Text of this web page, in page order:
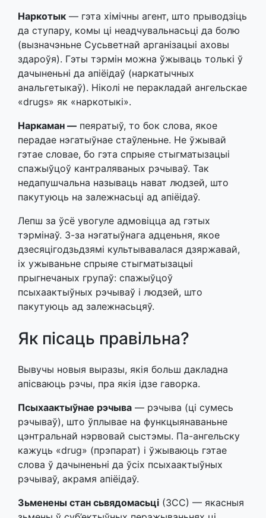
Наркотык — гэта хімічны агент, што прыводзіць
да ступару, комы ці неадчувальнасьці да болю
(вызначэньне Сусьветнай арганізацыі аховы
здароўя). Гэты тэрмін можна ўжываць толькі ў
дачыненьні да апіёідаў (наркатычных
анальгетыкаў). Ніколі не перакладай ангельскае
«drugs» як «наркотыкі».
Наркаман — пеяратыў, то бок слова, якое
перадае нэгатыўнае стаўленьне. Не ўжывай
гэтае словае, бо гэта спрыяе стыгматызацыі
спажыўцоў кантраляваных рэчываў. Так
недапушчальна называць нават людзей, што
пакутуюць на залежнасьці ад апіёідаў.
Лепш за ўсё увогуле адмовіцца ад гэтых
тэрмінаў. З-за нэгатыўнага адценьня, якое
дзесяцігодзьдзямі культывавалася дзяржавай,
іх ужываньне спрыяе стыгматызацыі
прыгнечаных групаў: спажыўцоў
псыхаактыўных рэчываў і людзей, што
пакутуюць ад залежнасьцяў.
Як пісаць правільна?
Вывучы новыя выразы, якія больш дакладна
апісваюць рэчы, пра якія ідзе гаворка.
Псыхаактыўнае рэчыва — рэчыва (ці сумесь
рэчываў), што ўплывае на функцыянаваньне
цэнтральнай нэрвовай сыстэмы. Па-ангельску
кажуць «drug» (прэпарат) і ўжываюць гэтае
слова ў дачыненьні да ўсіх псыхаактыўных
рэчываў, акрамя апіёідаў.
Зьменены стан сьвядомасьці (ЗСС) — якасныя